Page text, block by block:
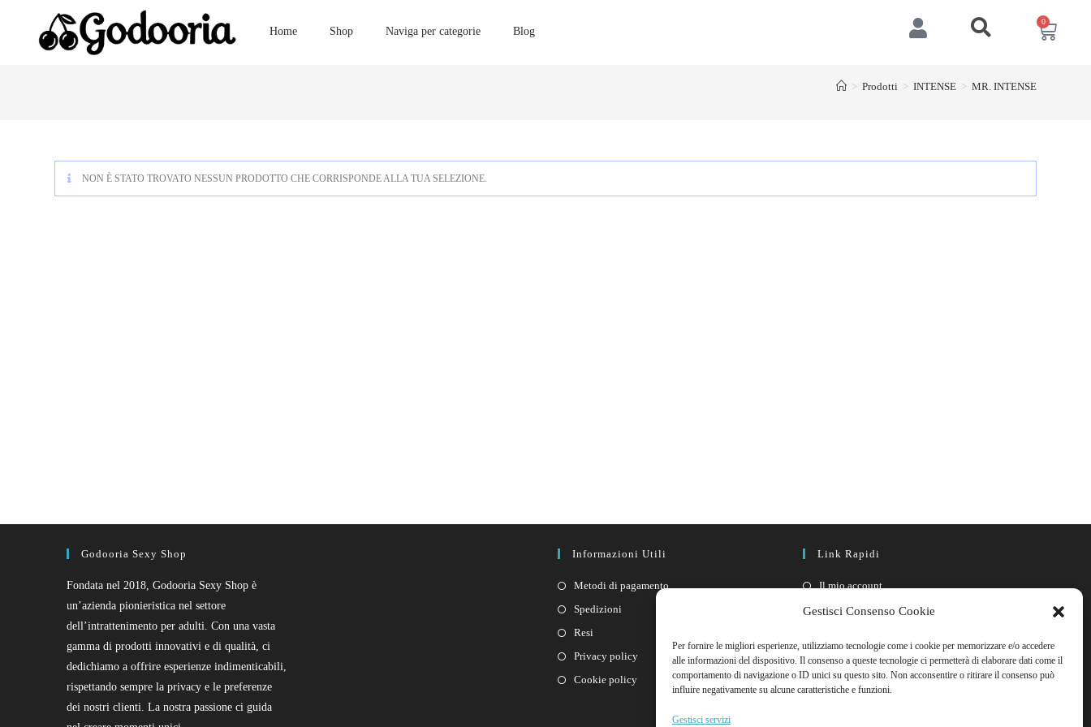
Gestisci Consenso Cookie
Per fornire le migliori esperienze, utilizziamo tecnologie come i cookie per memorizzare e/o accedere
alle informazioni del dispositivo. Il consenso a queste tecnologie ci permetterà di elaborare dati come il
comportamento di navigazione o ID unici su questo sito. Non acconsentire o ritirare il consenso può
influire negativamente su alcune caratteristiche e funzioni.
Gestisci servizi
Home Shop Naviga per categorie Blog
0
> Prodotti > INTENSE > MR. INTENSE
NON È STATO TROVATO NESSUN PRODOTTO CHE CORRISPONDE ALLA TUA SELEZIONE.
Godooria Sexy Shop
Fondata nel 2018, Godooria Sexy Shop è
un’azienda pionieristica nel settore
dell’intrattenimento per adulti. Con una vasta
gamma di prodotti innovativi e di qualità, ci
dedichiamo a offrire esperienze indimenticabili,
rispettando sempre la privacy e le preferenze
dei nostri clienti. La nostra passione ci guida
Informazioni Utili
Metodi di pagamento
Spedizioni
Resi
Privacy policy
Cookie policy
Link Rapidi
Il mio account
FAQ